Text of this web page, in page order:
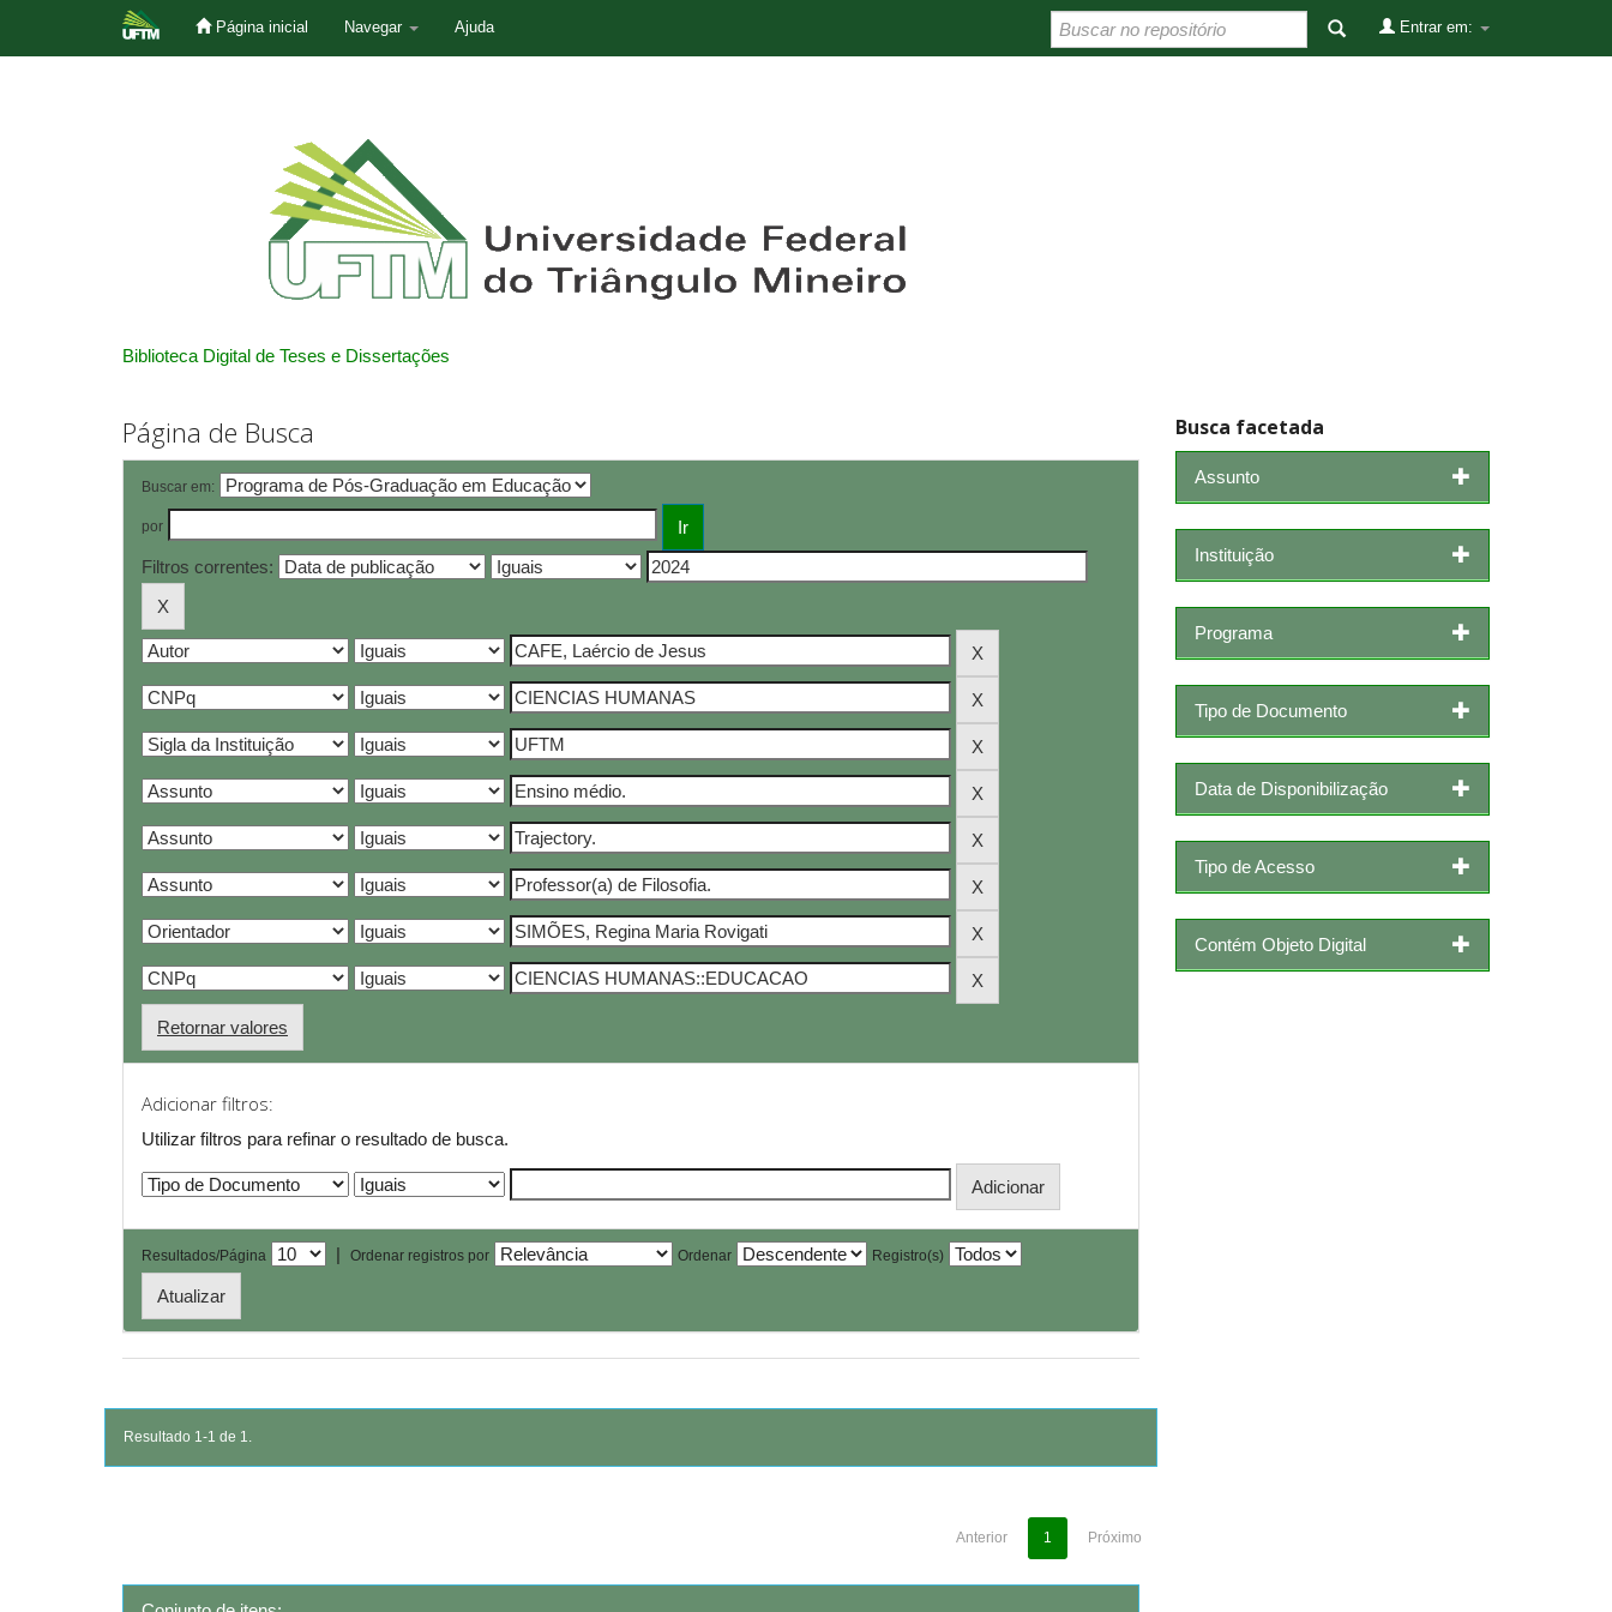
Página inicial Navegar Ajuda Entrar em:
Biblioteca Digital de Teses e Dissertações
Página de Busca
Buscar em:
por
Filtros correntes:
Retornar valores
Adicionar filtros:
Utilizar filtros para refinar o resultado de busca.
Resultados/Página | Ordenar registros por Ordenar Registro(s)
Resultado 1-1 de 1.
Anterior 1 Próximo
Busca facetada
Assunto
Instituição
Programa
Tipo de Documento
Data de Disponibilização
Tipo de Acesso
Contém Objeto Digital